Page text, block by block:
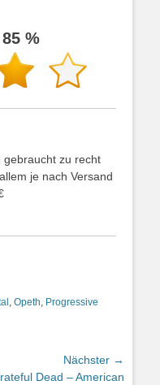
%
gebraucht zu recht
je nach Versand
Opeth Progressive
Nächster →
Dead – American